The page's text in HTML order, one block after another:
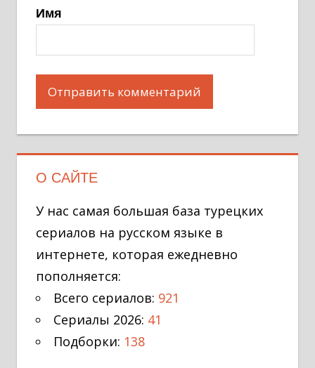
Имя
О САЙТЕ
У нас самая большая база турецких
сериалов на русском языке в
интернете, которая ежедневно
пополняется:
Всего сериалов: 921
Сериалы 2026: 41
Подборки: 138